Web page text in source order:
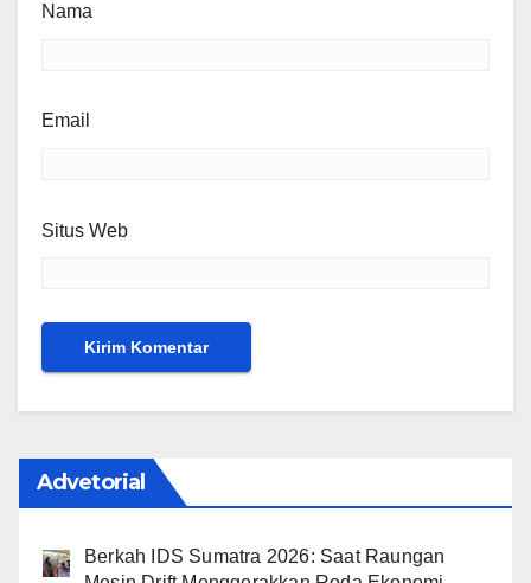
Nama
Email
Situs Web
Advetorial
Berkah IDS Sumatra 2026: Saat Raungan